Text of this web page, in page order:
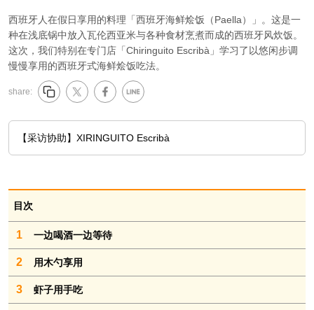
西班牙人在假日享用的料理「西班牙海鲜烩饭（Paella）」。这是一
种在浅底锅中放入瓦伦西亚米与各种食材烹煮而成的西班牙风炊饭。
这次，我们特别在专门店「Chiringuito Escribà」学习了以悠闲步调
慢慢享用的西班牙式海鲜烩饭吃法。
share:
【采访协助】XIRINGUITO Escribà
目次
1 一边喝酒一边等待
2 用木勺享用
3 虾子用手吃